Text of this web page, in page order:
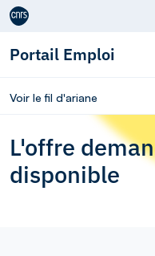
Aller au contenu
Portail Emploi
Voir le fil d'ariane
L'offre
disponible